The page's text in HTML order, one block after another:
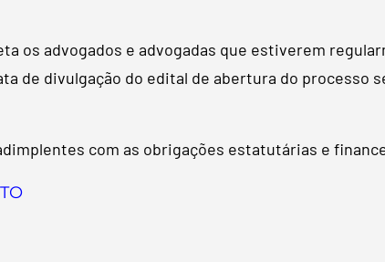
os advogados e advogadas que estiverem
de divulgação do edital de abertura do
com as obrigações estatutárias e